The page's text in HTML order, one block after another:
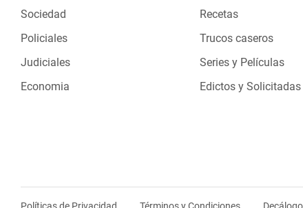
Sociedad
Policiales
Judiciales
Economia
Recetas
Trucos caseros
Series y Películas
Edictos y Solicitadas